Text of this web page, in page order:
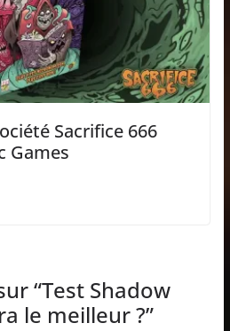
Sacrifice 666
Games
“Test Shadow
le meilleur ?”